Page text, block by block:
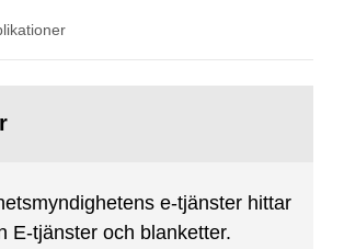
e-tjänster hittar
E-tjänster och blanketter.